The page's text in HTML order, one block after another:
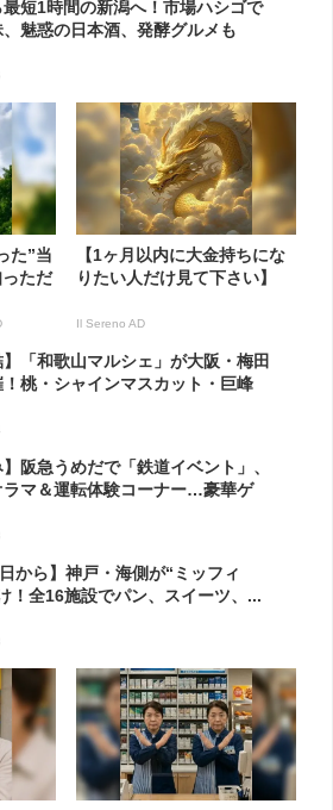
最短1時間の新潟へ！市場ハシゴで
魅惑の日本酒、発酵グルメも
た”当
ただ
【1ヶ月以内に大金持ちにな
りたい人だけ見て下さい】
Il Sereno AD
】「和歌山マルシェ」が大阪・梅田
桃・シャインマスカット・巨峰
】阪急うめだで「鉄道イベント」、
ラマ＆運転体験コーナー…豪華ゲ
日から】神戸・海側が“ミッフィ
！全16施設でパン、スイーツ、...